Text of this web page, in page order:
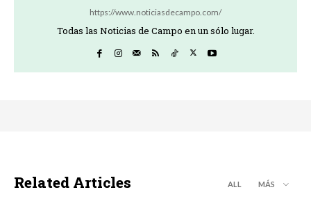
https://www.noticiasdecampo.com/
Todas las Noticias de Campo en un sólo lugar.
Related Articles ALL MÁS